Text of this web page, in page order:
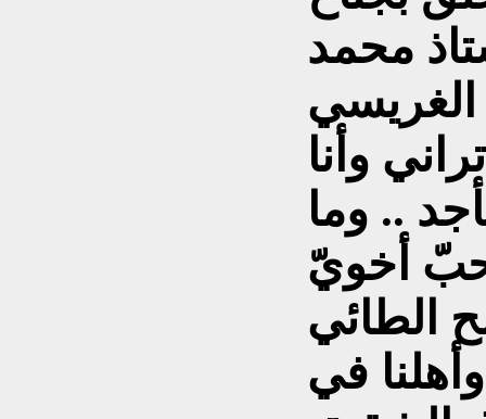
محمد
الغريسي
وأنا
.. وما
أخويّ
الطائي
في